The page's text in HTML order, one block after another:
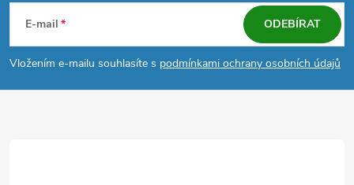
p
E-mail
Vložením e-mailu souhlasíte s podmínkami ochrany osobních údajů
ODEBÍRAT